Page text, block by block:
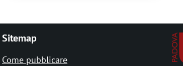
Sitemap
Come pubblicare